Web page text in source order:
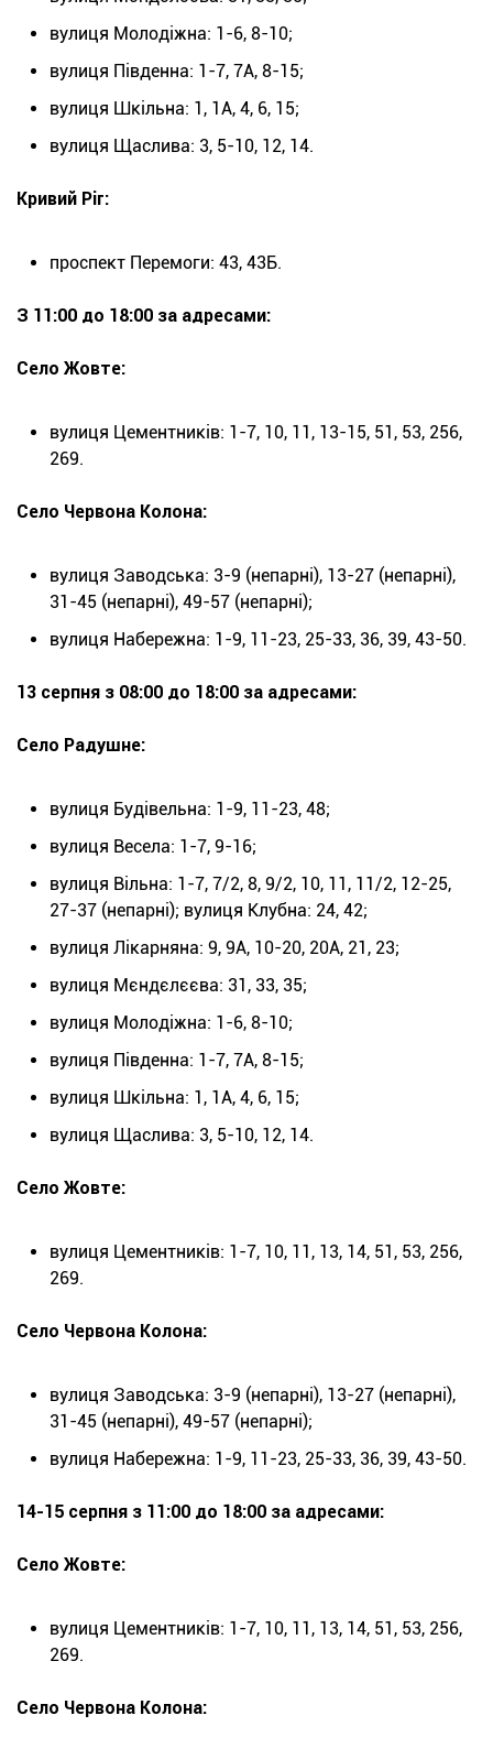
вулиця Молодіжна: 1-6, 8-10;
вулиця Південна: 1-7, 7А, 8-15;
вулиця Шкільна: 1, 1А, 4, 6, 15;
вулиця Щаслива: 3, 5-10, 12, 14.
Кривий Ріг:
проспект Перемоги: 43, 43Б.
З 11:00 до 18:00 за адресами:
Село Жовте:
вулиця Цементників: 1-7, 10, 11, 13-15, 51, 53, 256,
269.
Село Червона Колона:
вулиця Заводська: 3-9 (непарні), 13-27 (непарні),
31-45 (непарні), 49-57 (непарні);
вулиця Набережна: 1-9, 11-23, 25-33, 36, 39, 43-50.
13 серпня з 08:00 до 18:00 за адресами:
Село Радушне:
вулиця Будівельна: 1-9, 11-23, 48;
вулиця Весела: 1-7, 9-16;
вулиця Вільна: 1-7, 7/2, 8, 9/2, 10, 11, 11/2, 12-25,
27-37 (непарні); вулиця Клубна: 24, 42;
вулиця Лікарняна: 9, 9А, 10-20, 20А, 21, 23;
вулиця Мєндєлєєва: 31, 33, 35;
вулиця Молодіжна: 1-6, 8-10;
вулиця Південна: 1-7, 7А, 8-15;
вулиця Шкільна: 1, 1А, 4, 6, 15;
вулиця Щаслива: 3, 5-10, 12, 14.
Село Жовте:
вулиця Цементників: 1-7, 10, 11, 13, 14, 51, 53, 256,
269.
Село Червона Колона:
вулиця Заводська: 3-9 (непарні), 13-27 (непарні),
31-45 (непарні), 49-57 (непарні);
вулиця Набережна: 1-9, 11-23, 25-33, 36, 39, 43-50.
14-15 серпня з 11:00 до 18:00 за адресами:
Село Жовте:
вулиця Цементників: 1-7, 10, 11, 13, 14, 51, 53, 256,
269.
Село Червона Колона: